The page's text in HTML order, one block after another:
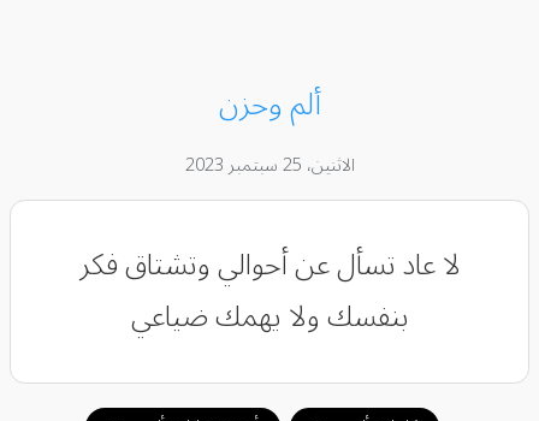
ألم وحزن
الاثنين، 25 سبتمبر 2023
لا عاد تسأل عن أحوالي وتشتاق فكر
بنفسك ولا يهمك ضياعي